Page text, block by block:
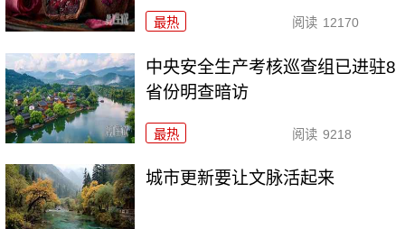
最热 阅读 12170
中央安全生产考核巡查组已进驻8
省份明查暗访
最热 阅读 9218
城市更新要让文脉活起来